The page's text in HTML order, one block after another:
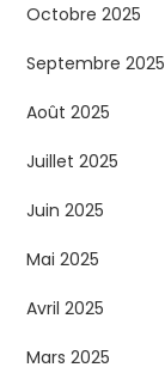
Octobre 2025
Septembre 2025
Août 2025
Juillet 2025
Juin 2025
Mai 2025
Avril 2025
Mars 2025